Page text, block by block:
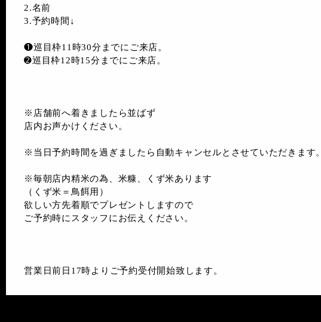
2.名前
3.予約時間↓
❶巡目枠11時30分までにご来店。
➋巡目枠12時15分までにご来店。
※店舗前へ着きましたら並ばず
店内お声かけください。
※当日予約時間を過ぎましたら自動キャンセルとさせていただきます。
※毎朝店内精米の為、米糠、くず米あります
（くず米＝鳥餌用）
欲しい方先着順でプレゼントしますので
ご予約時にスタッフにお伝えください。
営業日前日17時よりご予約受付開始致します。